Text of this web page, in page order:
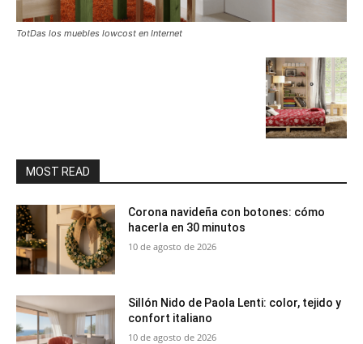
TotDas los muebles lowcost en Internet
MOST READ
Corona navideña con botones: cómo
hacerla en 30 minutos
10 de agosto de 2026
Sillón Nido de Paola Lenti: color, tejido y
confort italiano
10 de agosto de 2026